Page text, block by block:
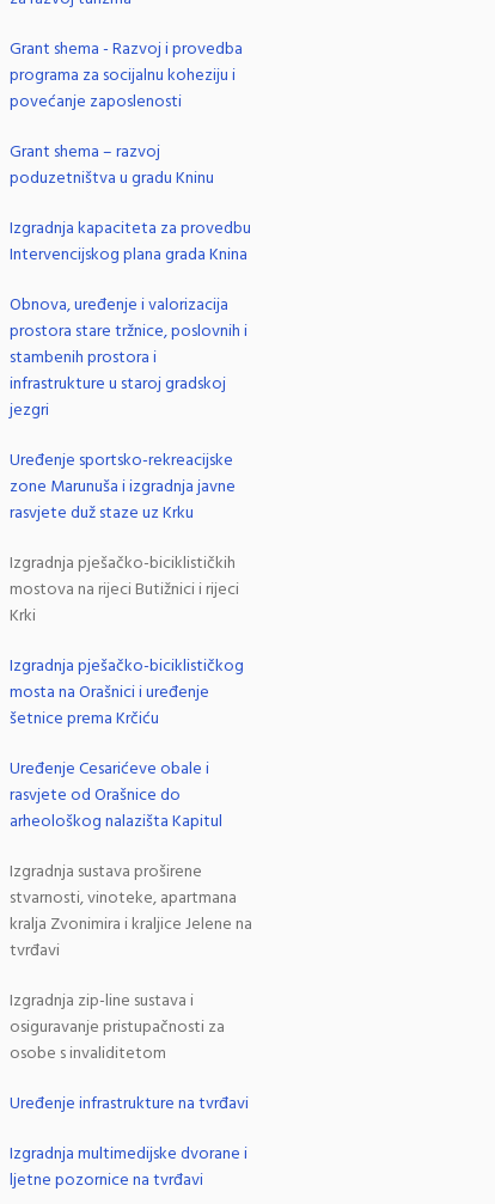
Grant shema - Razvoj i provedba
programa za socijalnu koheziju i
povećanje zaposlenosti
Grant shema – razvoj
poduzetništva u gradu Kninu
Izgradnja kapaciteta za provedbu
Intervencijskog plana grada Knina
Obnova, uređenje i valorizacija
prostora stare tržnice, poslovnih i
stambenih prostora i
infrastrukture u staroj gradskoj
jezgri
Uređenje sportsko-rekreacijske
zone Marunuša i izgradnja javne
rasvjete duž staze uz Krku
Izgradnja pješačko-biciklističkih
mostova na rijeci Butižnici i rijeci
Krki
Izgradnja pješačko-biciklističkog
mosta na Orašnici i uređenje
šetnice prema Krčiću
Uređenje Cesarićeve obale i
rasvjete od Orašnice do
arheološkog nalazišta Kapitul
Izgradnja sustava proširene
stvarnosti, vinoteke, apartmana
kralja Zvonimira i kraljice Jelene na
tvrđavi
Izgradnja zip-line sustava i
osiguravanje pristupačnosti za
osobe s invaliditetom
Uređenje infrastrukture na tvrđavi
Izgradnja multimedijske dvorane i
ljetne pozornice na tvrđavi